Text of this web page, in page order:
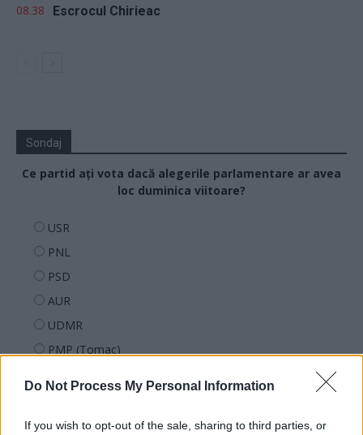
Do Not Process My Personal Information
If you wish to opt-out of the sale, sharing to third parties, or
08.38 Escrocul Chirieac
Sondaj
Ce partid ați vota dacă alegerile parlamentare ar avea
loc duminica viitoare?
USR
PNL
PSD
AUR
UDMR
PMP (Tomac)
REPER